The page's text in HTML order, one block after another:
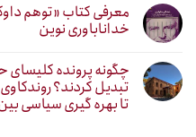
معرفی کتاب «توهم
خداناباوری نوین
چگونه پرونده
تبدیل کردند؟
تا بهره گیری سیاسی